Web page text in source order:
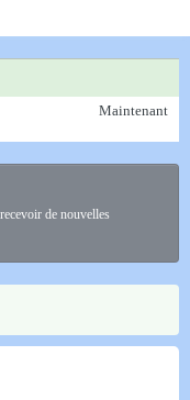
Maintenant
de nouvelles